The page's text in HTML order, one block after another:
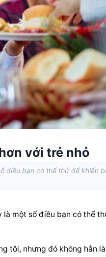
với trẻ nhỏ
điều bạn có thể thử để khiến
là một số điều bạn có thể
tôi, nhưng đó không hẳn là